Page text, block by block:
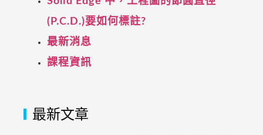
(P.C.D.)要如何標註?
最新消息
課程資訊
最新文章